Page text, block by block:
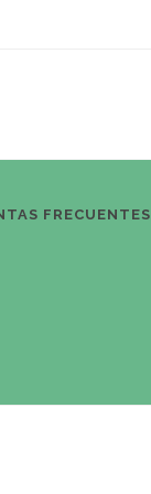
FRECUENTES